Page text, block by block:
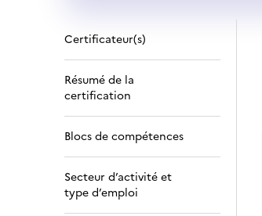
Certificateur(s)
Résumé de la
certification
Blocs de compétences
Secteur d’activité et
type d’emploi